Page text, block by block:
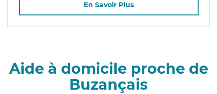
En Savoir Plus
Aide à domicile proche de
Buzançais